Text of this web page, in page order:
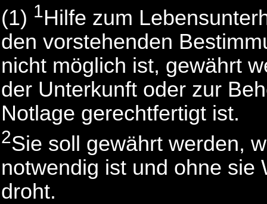
(1) 1Hilfe zum
den vorstehenden
nicht möglich ist, gewährt
der Unterkunft oder zur
Notlage gerechtfertigt ist.
2Sie soll gewährt werden,
notwendig ist und ohne sie
droht.